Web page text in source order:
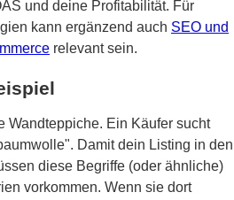
und deine Profitabilität. Für
kann ergänzend auch SEO und
relevant sein.
Wandteppiche. Ein Käufer sucht
Damit dein Listing in den
diese Begriffe (oder ähnliche)
vorkommen. Wenn sie dort